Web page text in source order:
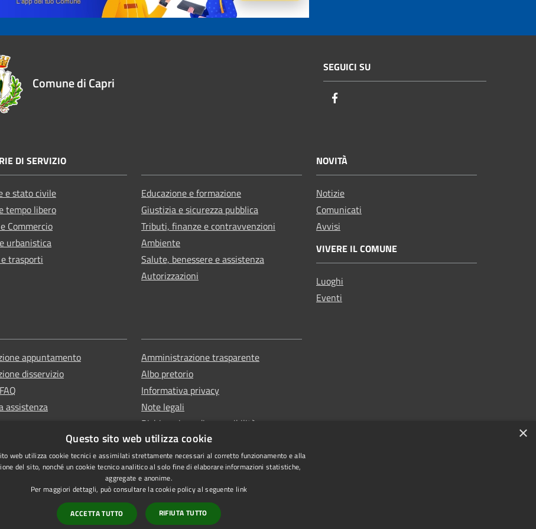
Comune di Capri
SEGUICI SU
DI SERVIZIO
e stato civile
tempo libero
Commercio
urbanistica
trasporti
Educazione e formazione
Giustizia e sicurezza pubblica
Tributi, finanze e contravvenzioni
Ambiente
Salute, benessere e assistenza
Autorizzazioni
NOVITÀ
Notizie
Comunicati
Avvisi
VIVERE IL COMUNE
Luoghi
Eventi
appuntamento
disservizio
assistenza
Amministrazione trasparente
Albo pretorio
Informativa privacy
Note legali
Dichiarazione di accessibilità
Piano di miglioramento dei servizi
×
Questo sito web utilizza cookie
web utilizza cookie tecnici e assimilati strettamente necessari al corretto funzionamento e alla
del sito, nonché un cookie tecnico analitico al solo fine di elaborare informazioni statistiche,
aggregate e anonime.
Per maggiori dettagli, può consultare la cookie policy al seguente link
ACCETTA TUTTO RIFIUTA TUTTO